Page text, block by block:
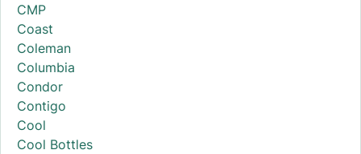
CMP
Coast
Coleman
Columbia
Condor
Contigo
Cool
Cool Bottles